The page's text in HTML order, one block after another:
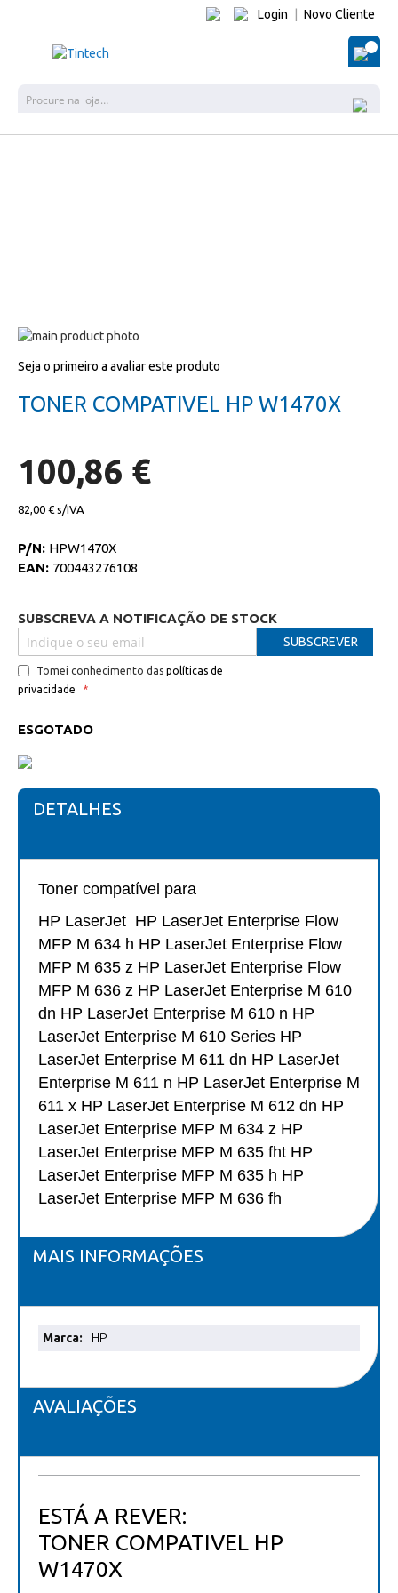
Login Novo Cliente
O
Salte
o
imagens
para
início
de
imagens
Seja o primeiro a avaliar este produto
TONER COMPATIVEL HP W1470X
100,86 €
82,00 €
P/N: HPW1470X
EAN: 700443276108
SUBSCREVA A NOTIFICAÇÃO DE STOCK
Tomei conhecimento das políticas de
privacidade
SUBSCREVER
ESGOTADO
DETALHES
Toner compatível para
HP LaserJet HP LaserJet Enterprise Flow
MFP M 634 h HP LaserJet Enterprise Flow
MFP M 635 z HP LaserJet Enterprise Flow
MFP M 636 z HP LaserJet Enterprise M 610
dn HP LaserJet Enterprise M 610 n HP
LaserJet Enterprise M 610 Series HP
LaserJet Enterprise M 611 dn HP LaserJet
Enterprise M 611 n HP LaserJet Enterprise M
611 x HP LaserJet Enterprise M 612 dn HP
LaserJet Enterprise MFP M 634 z HP
LaserJet Enterprise MFP M 635 fht HP
LaserJet Enterprise MFP M 635 h HP
LaserJet Enterprise MFP M 636 fh
MAIS INFORMAÇÕES
Mais
HP
AVALIAÇÕES
ESTÁ A REVER:
TONER COMPATIVEL HP
W1470X